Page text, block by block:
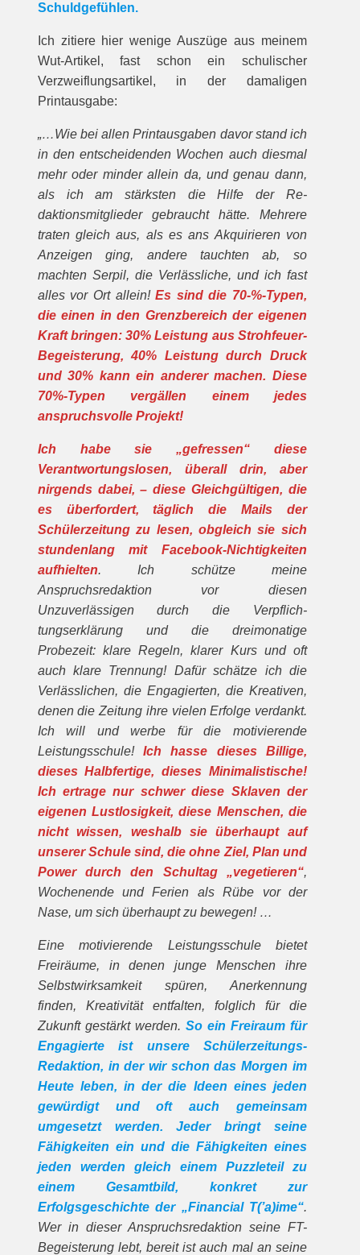
Schuldgefühlen.
Ich zitiere hier wenige Auszüge aus meinem
Wut-Artikel, fast schon ein schulischer
Verzweiflungsartikel, in der damaligen
Printausgabe:
„…Wie bei allen Printausgaben da­vor stand ich
in den entscheiden­den Wochen auch diesmal
mehr oder minder allein da, und genau dann,
als ich am stärksten die Hilfe der Re­
daktionsmitglieder gebraucht hätte. Mehrere
traten gleich aus, als es ans Ak­quirieren von
Anzeigen ging, an­dere tauchten ab, so
machten Serpil, die Verlässli­che, und ich fast
alles vor Ort allein!Es sind die 70-%-Typen,
die einen in den Grenz­bereich der eige­nen
Kraft bringen: 30% Leistung aus Strohfeuer-
Be­geisterung, 40% Leistung durch Druck
und 30% kann ein anderer ma­chen. Diese
70%-Typen vergäl­len einem jedes
anspruchsvolle Projekt!
Ich habe sie „gefressen“ diese
Verantwortungslosen, überall drin, aber
nirgends da­bei, – diese Gleichgültigen, die
es überfordert, täglich die Mails der
Schülerzeitung zu lesen, obgleich sie sich
stundenlang mit Facebook-Nichtigkeiten
aufhielten. Ich schütze meine
Anspruchsredaktion vor diesen
Unzuverlässigen durch die Verpflich­
tungserklärung und die dreimonatige
Probezeit: klare Regeln, klarer Kurs und oft
auch klare Trennung! Dafür schätze ich die
Verlässlichen, die Engagierten, die Kreativen,
de­nen die Zeitung ihre vielen Erfolge verdankt.
Ich will und werbe für die motivie­rende
Leistungsschule!Ich hasse dieses Billige,
dieses Halbfertige, dieses Minimalistische!
Ich er­trage nur schwer diese Sklaven der
eigenen Lustlosigkeit, diese Menschen, die
nicht wissen, weshalb sie überhaupt auf
unserer Schule sind, die ohne Ziel, Plan und
Power durch den Schultag „vegetieren“,
Wochenende und Ferien als Rübe vor der
Nase, um sich überhaupt zu bewegen! …
Eine motivierende Leistungsschule bietet
Freiräume, in denen junge Menschen ihre
Selbstwirksamkeit spüren, Anerkennung
finden, Kreativität entfalten, folglich für die
Zukunft gestärkt wer­den. So ein Freiraum für
Engagierte ist unsere Schülerzeitungs-
Redaktion, in der wir schon das Morgen im
Heute leben, in der die Ideen eines jeden
gewürdigt und oft auch gemeinsam
umgesetzt werden. Jeder bringt seine
Fähigkei­ten ein und die Fä­higkeiten eines
jeden werden gleich einem Puzzleteil zu
einem Gesamtbild, konkret zur
Erfolgsgeschichte der „Financial T(’a)ime“.
Wer in dieser An­spruchsredaktion seine FT-
Begeisterung lebt, bereit ist auch mal an seine